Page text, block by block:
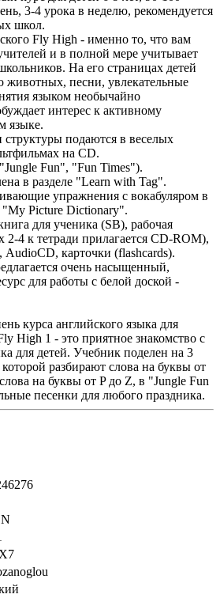
3-4 урока в неделю, рекомендуется
школ.
Fly High - именно то, что вам
и в полной мере учитывает
На его страницах детей
животных, песни, увлекательные
языком необычайно
интерес к активному
языке.
подаются в веселых
на CD.
Fun", "Fun Times").
в разделе "Learn with Tag".
упражнения с вокабуляром в
Picture Dictionary".
для ученика (SB), рабочая
2-4 к тетради прилагается CD-ROM),
AudioCD, карточки (flashcards).
очень насыщенный,
для работы с белой доской -
курса английского языка для
High 1 - это приятное знакомство с
для детей. Учебник поделен на 3
разбирают слова на буквы от
на буквы от P до Z, в "Jungle Fun
песенки для любого праздника.